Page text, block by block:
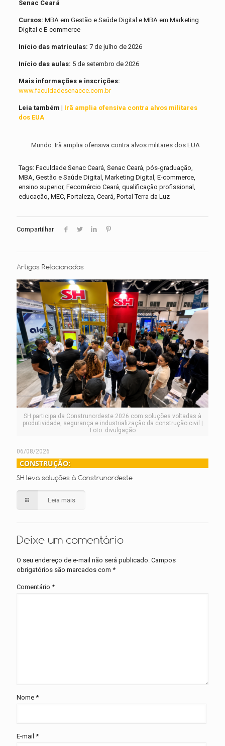
Senac Ceará
Cursos: MBA em Gestão e Saúde Digital e MBA em Marketing
Digital e E-commerce
Início das matrículas: 7 de julho de 2026
Início das aulas: 5 de setembro de 2026
Mais informações e inscrições:
www.faculdadesenacce.com.br
Leia também | Irã amplia ofensiva contra alvos militares
dos EUA
Mundo: Irã amplia ofensiva contra alvos militares dos EUA
Tags: Faculdade Senac Ceará, Senac Ceará, pós-graduação,
MBA, Gestão e Saúde Digital, Marketing Digital, E-commerce,
ensino superior, Fecomércio Ceará, qualificação profissional,
educação, MEC, Fortaleza, Ceará, Portal Terra da Luz
Compartilhar
Artigos Relacionados
SH participa da Construnordeste 2026 com soluções voltadas à
produtividade, segurança e industrialização da construção civil |
Foto: divulgação
06/08/2026
CONSTRUÇÃO:
SH leva soluções à Construnordeste
Leia mais
Deixe um comentário
O seu endereço de e-mail não será publicado. Campos
obrigatórios são marcados com *
Comentário *
Nome *
E-mail *